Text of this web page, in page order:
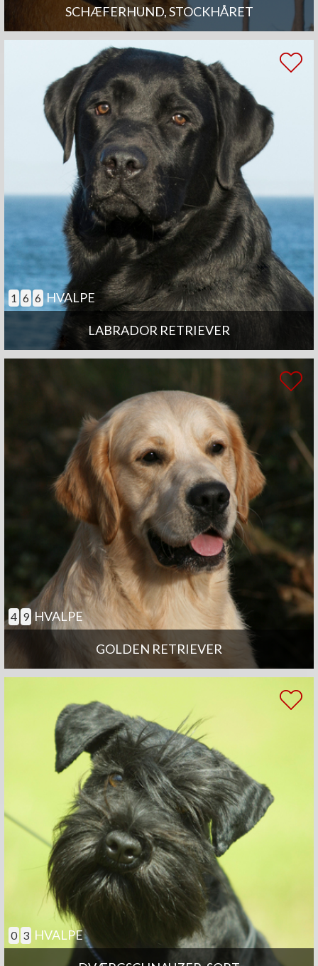
SCHÆFERHUND, STOCKHÅRET
LABRADOR RETRIEVER
1 6 6 HVALPE
GOLDEN RETRIEVER
4 9 HVALPE
0 3 HVALPE